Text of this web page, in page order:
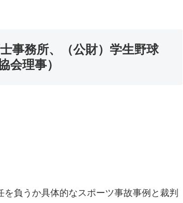
事務所、（公財）学生野球
会理事）
負うか具体的なスポーツ事故事例と裁判